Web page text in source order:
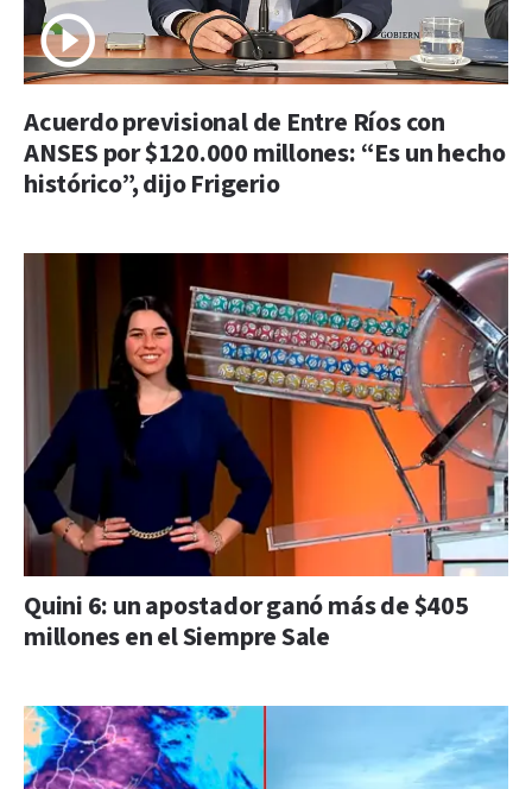
Acuerdo previsional de Entre Ríos con
ANSES por $120.000 millones: “Es un hecho
histórico”, dijo Frigerio
Quini 6: un apostador ganó más de $405
millones en el Siempre Sale